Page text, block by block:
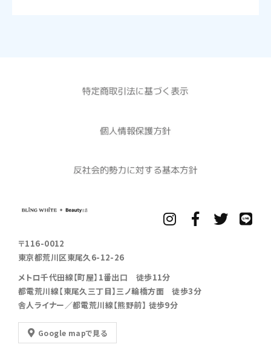
〒116-0012
東京都荒川区東尾久6-12-26
メトロ千代田線【町屋】1番出口 徒歩11分
都電荒川線【東尾久三丁目】三ノ輪橋方面 徒歩3分
舎人ライナー／都電荒川線【熊野前】 徒歩9分
Google mapで見る